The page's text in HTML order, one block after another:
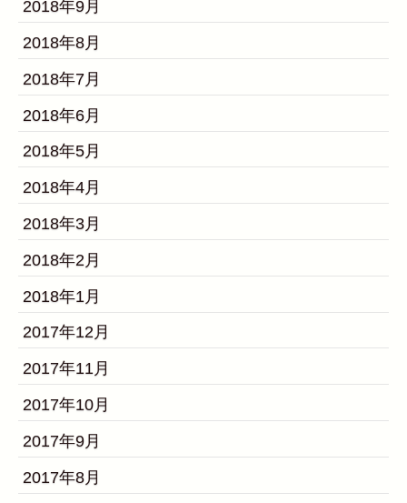
2018年9月
2018年8月
2018年7月
2018年6月
2018年5月
2018年4月
2018年3月
2018年2月
2018年1月
2017年12月
2017年11月
2017年10月
2017年9月
2017年8月